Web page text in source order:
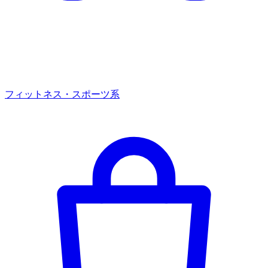
フィットネス・スポーツ系